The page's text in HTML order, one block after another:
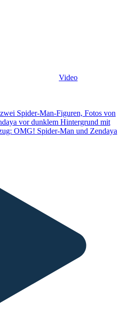
Video